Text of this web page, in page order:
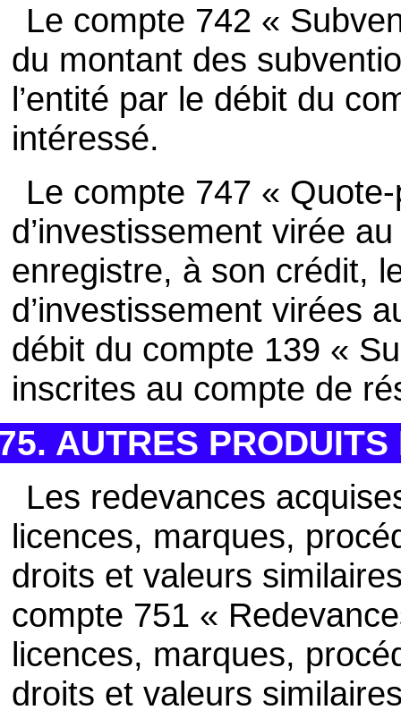
Le compte 742 «
du montant des
l’entité par le débit du
intéressé.
Le compte 747 «
d’investissement virée
enregistre, à son crédit,
d’investissement virées
débit du compte 139 «
inscrites au compte de
AUTRES
Les redevances
licences, marques,
droits et valeurs
compte 751 «
licences, marques,
droits et valeurs